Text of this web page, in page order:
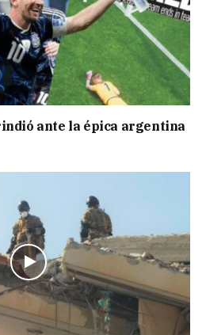
ante la épica argentina